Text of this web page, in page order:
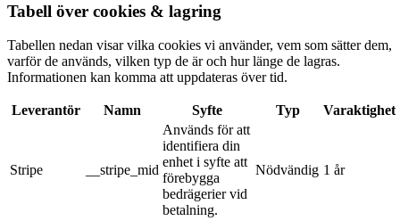
Tabell över cookies & lagring
Tabellen nedan visar vilka cookies vi använder, vem som sätter dem,
varför de används, vilken typ de är och hur länge de lagras.
Informationen kan komma att uppdateras över tid.
Leverantör Namn Syfte Typ Varaktighet
Stripe __stripe_mid
Används för att
identifiera din
enhet i syfte att
förebygga
bedrägerier vid
betalning.
Nödvändig 1 år